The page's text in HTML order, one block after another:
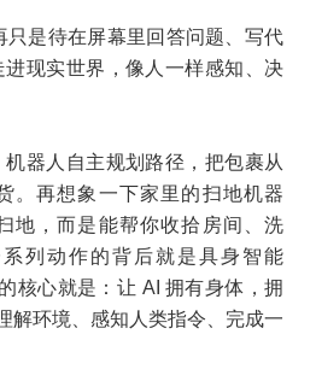
只是待在屏幕里回答问题、写代
现实世界，像人一样感知、决
器人自主规划路径，把包裹从
。再想象一下家里的扫地机器
地，而是能帮你收拾房间、洗
列动作的背后就是具身智能
核心就是：让 AI 拥有身体，拥
解环境、感知人类指令、完成一